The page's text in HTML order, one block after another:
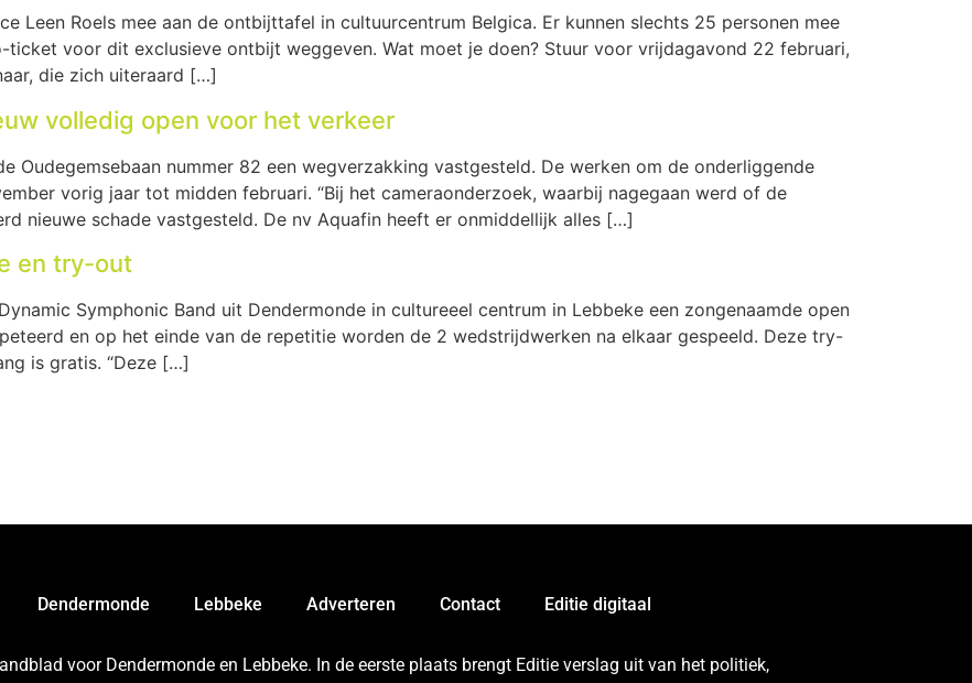
Leen Roels mee aan de ontbijttafel in cultuurcentrum Belgica. Er kunnen slechts 25 personen mee
ticket voor dit exclusieve ontbijt weggeven. Wat moet je doen? Stuur voor vrijdagavond 22 februari,
die zich uiteraard […]
volledig open voor het verkeer
Oudegemsebaan nummer 82 een wegverzakking vastgesteld. De werken om de onderliggende
vorig jaar tot midden februari. “Bij het cameraonderzoek, waarbij nagegaan werd of de
nieuwe schade vastgesteld. De nv Aquafin heeft er onmiddellijk alles […]
en try-out
Symphonic Band uit Dendermonde in cultureeel centrum in Lebbeke een zongenaamde open
en op het einde van de repetitie worden de 2 wedstrijdwerken na elkaar gespeeld. Deze try-
is gratis. “Deze […]
Dendermonde Lebbeke Adverteren Contact Editie digitaal
voor Dendermonde en Lebbeke. In de eerste plaats brengt Editie verslag uit van het politiek,